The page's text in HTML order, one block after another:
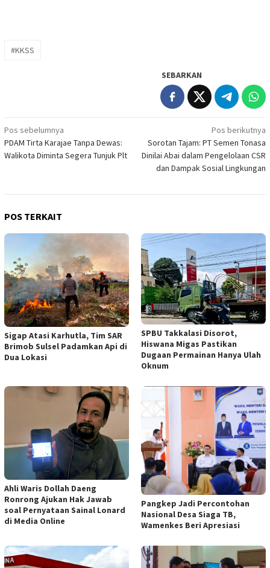
#KKSS
SEBARKAN
Navigasi
pos
Pos sebelumnya
PDAM Tirta Karajae Tanpa Dewas:
Walikota Diminta Segera Tunjuk Plt
Pos berikutnya
Sorotan Tajam: PT Semen Tonasa
Dinilai Abai dalam Pengelolaan CSR
dan Dampak Sosial Lingkungan
POS TERKAIT
Sigap Atasi Karhutla, Tim SAR
Brimob Sulsel Padamkan Api di
Dua Lokasi
SPBU Takkalasi Disorot,
Hiswana Migas Pastikan
Dugaan Permainan Hanya Ulah
Oknum
Ahli Waris Dollah Daeng
Ronrong Ajukan Hak Jawab
soal Pernyataan Sainal Lonard
di Media Online
Pangkep Jadi Percontohan
Nasional Desa Siaga TB,
Wamenkes Beri Apresiasi